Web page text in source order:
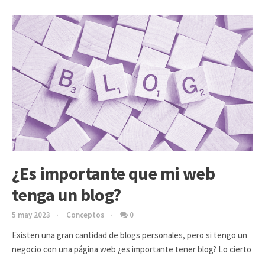
¿Es importante que mi web
tenga un blog?
5 may 2023 Conceptos 0
Existen una gran cantidad de blogs personales, pero si tengo un
negocio con una página web ¿es importante tener blog? Lo cierto